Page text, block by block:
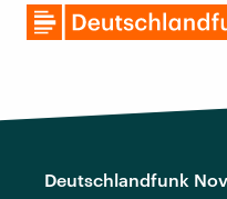
Deutschlandfunk